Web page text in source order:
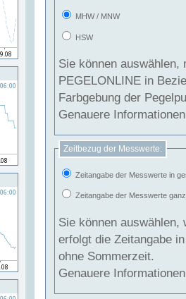
MHW / MNW
HSW
Sie können
PEGELONLINE in Beziehung
Farbgebung der
Genauere
Zeitbezug der Messwerte:
Zeitangabe der Messwerte in
Zeitangabe der Messwerte
Sie können auswählen,
erfolgt die Zeitangabe
ohne Sommerzeit.
Genauere